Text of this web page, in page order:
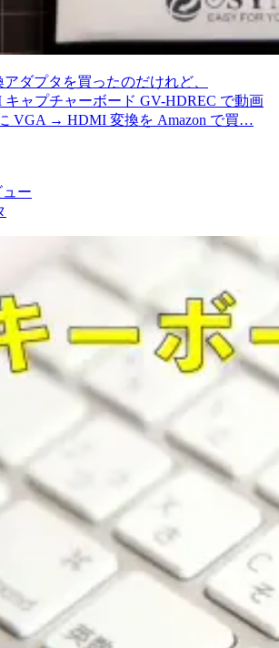
ダプタを買ったのだけれど、
ャプチャーボード GV-HDREC で動画
VGA → HDMI 変換を Amazon で買…
ー